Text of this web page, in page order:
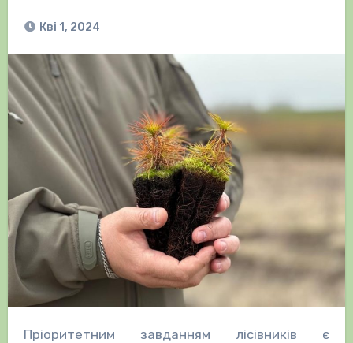
Кві 1, 2024
Пріоритетним завданням лісівників є